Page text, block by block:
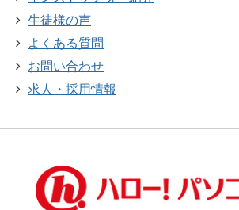
生徒様の声
よくある質問
お問い合わせ
求人・採用情報